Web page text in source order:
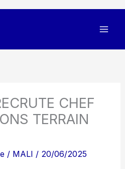
CHEF
TERRAIN
/ MALI / 20/06/2025